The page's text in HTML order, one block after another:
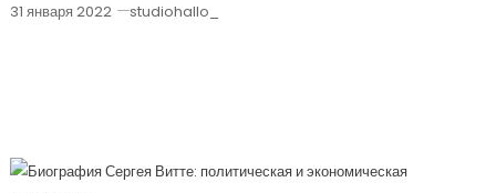
31 января 2022 studiohallo_